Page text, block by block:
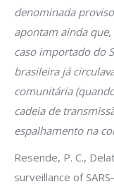
denominada
apontam ainda
caso importado do
brasileira já
comunitária
cadeia de
espalhamento na
Resende, P. C.,
surveillance of